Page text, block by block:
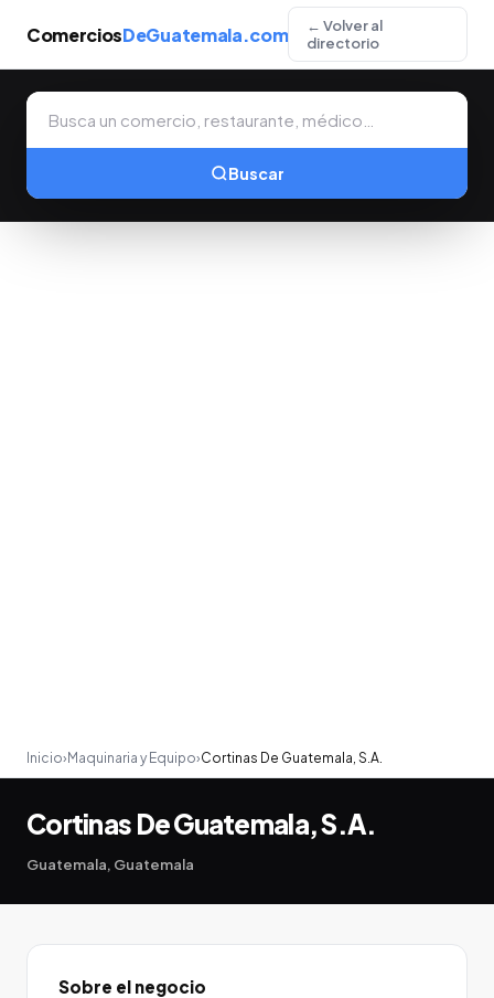
ComerciosDeGuatemala.com
← Volver al
directorio
Buscar
Inicio› Maquinaria y Equipo›Cortinas De Guatemala, S.A.
Cortinas De Guatemala, S.A.
Guatemala, Guatemala
Sobre el negocio